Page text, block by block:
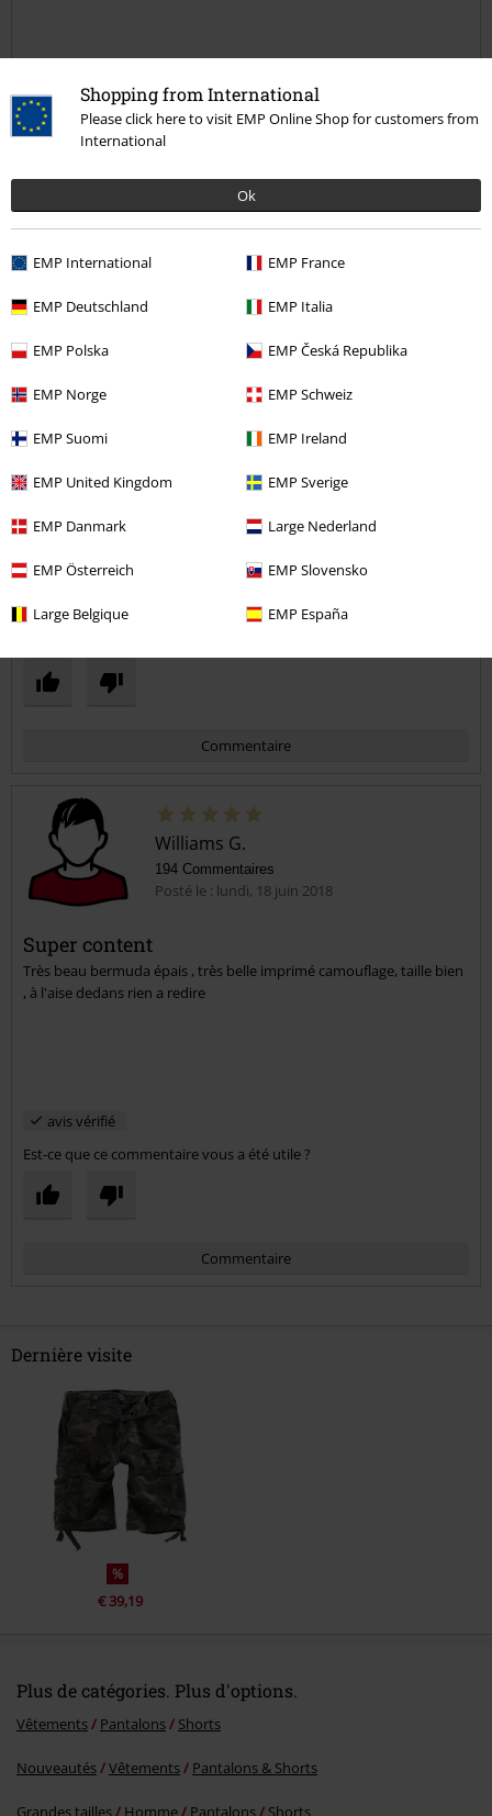
Shopping from International
Please click here to visit EMP Online Shop for customers from
International
Ok
EMP International EMP France
EMP Deutschland EMP Italia
EMP Polska EMP Česká Republika
EMP Norge EMP Schweiz
EMP Suomi EMP Ireland
EMP United Kingdom EMP Sverige
EMP Danmark Large Nederland
EMP Österreich EMP Slovensko
Large Belgique EMP España
avis vérifié
Est-ce que ce commentaire vous a été utile ?
Commentaire
2 Commentaires
Merci Brandit !
jours de canicule ... Ceinture intégrée pratique.
5 étoiles... Achetez si vous l'avez repéré !
avis vérifié
Commentaire
Envoyer le commentaire
Williams G.
194 Commentaires
Posté le : lundi, 18 juin 2018
Super content
Très beau bermuda épais , très belle imprimé camouflage, taille bien
, à l'aise dedans rien a redire
avis vérifié
Est-ce que ce commentaire vous a été utile ?
Commentaire
Envoyer le commentaire
Dernière visite
%
€ 39,19
Plus de catégories. Plus d'options.
Vêtements Pantalons Shorts
Nouveautés Vêtements Pantalons & Shorts
Grandes tailles Homme Pantalons Shorts